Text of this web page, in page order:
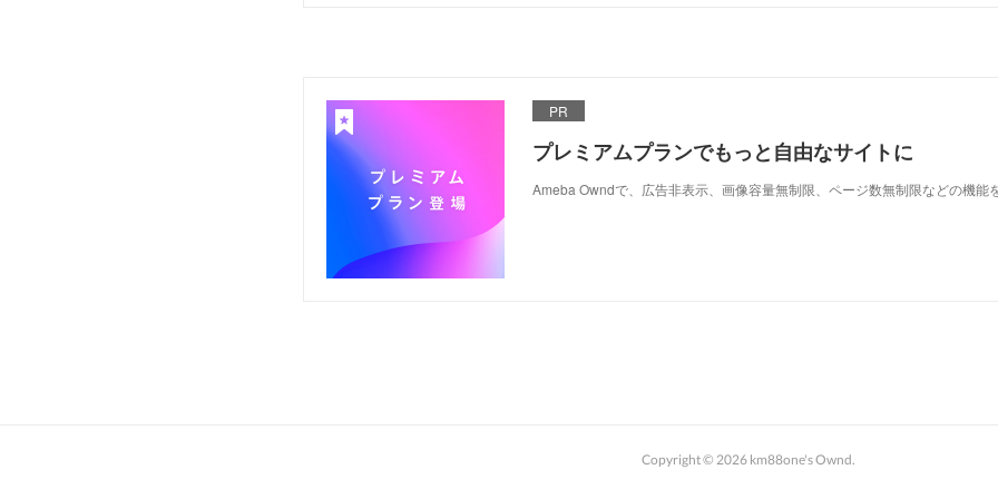
PR
プレミアムプランでもっと自由なサイトに
Ameba Owndで、広告非表示、画像容量無制限、ページ数無制限などの機能
Copyright © 2026 km88one's Ownd.